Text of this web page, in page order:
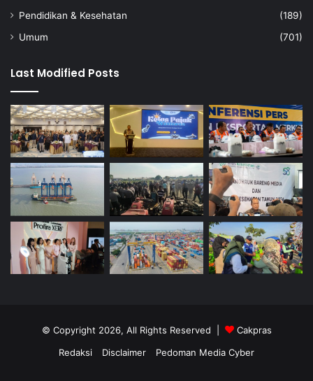
Pendidikan & Kesehatan
(189)
Umum
(701)
Last Modified Posts
© Copyright 2026, All Rights Reserved |
Cakpras
Redaksi
Disclaimer Pedoman Media Cyber